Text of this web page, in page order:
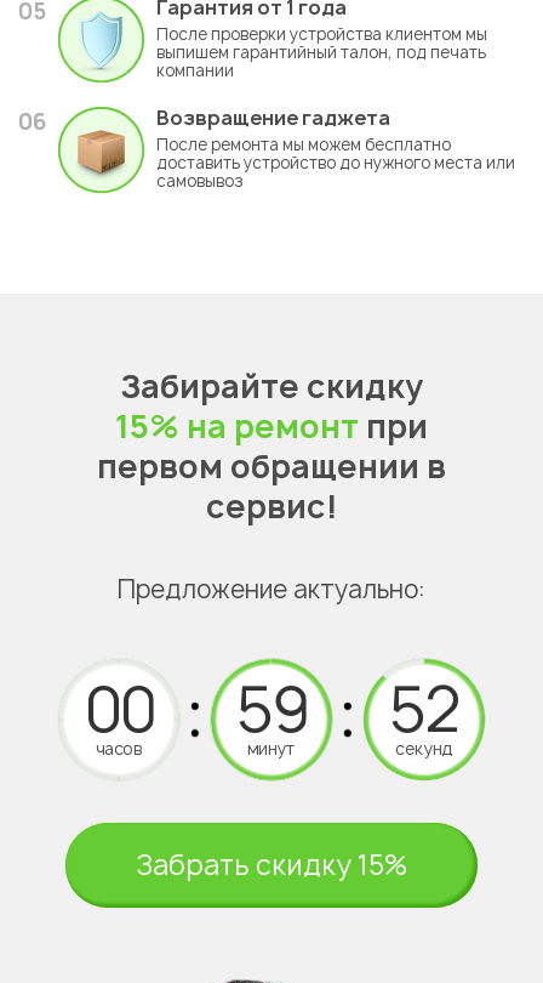
05 Гарантия от 1 года
После проверки устройства клиентом мы
выпишем гарантийный талон, под печать
компании
06 Возвращение гаджета
После ремонта мы можем бесплатно
доставить устройство до нужного места или
самовывоз
Забирайте скидку
15% на ремонт при
первом обращении в
сервис!
Предложение актуально:
часов минут секунд
Забрать скидку 15%